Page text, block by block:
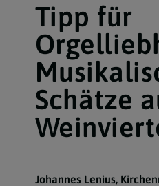
Tipp für
Schätze
Johannes Lenius,